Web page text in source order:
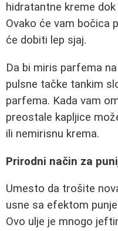
hidratantne kreme
Ovako će vam bočica
će dobiti lep sjaj.
Da bi miris parfema
pulsne tačke tankim
parfema. Kada vam
preostale kapljice
ili nemirisnu krema.
Prirodni način za
Umesto da trošite
usne sa efektom
Ovo ulje je mnogo